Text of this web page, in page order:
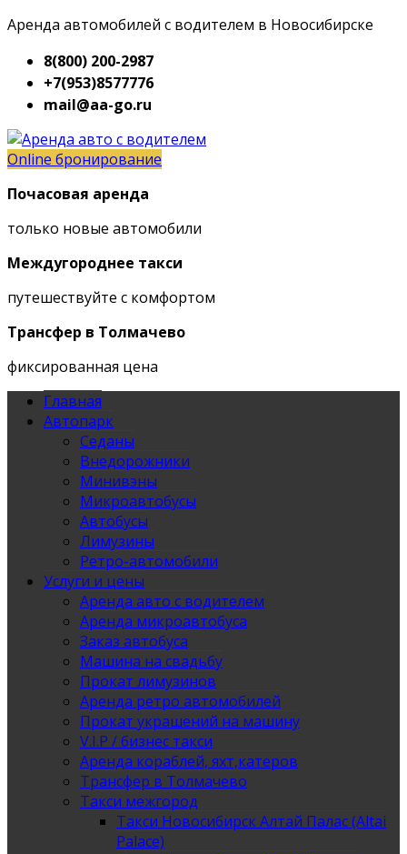
Аренда автомобилей с водителем в Новосибирске
8(800) 200-2987
+7(953)8577776
mail@aa-go.ru
Online бронирование
Почасовая аренда
только новые автомобили
Междугороднее такси
путешествуйте с комфортом
Трансфер в Толмачево
фиксированная цена
Главная
Автопарк
Седаны
Внедорожники
Минивэны
Микроавтобусы
Автобусы
Лимузины
Ретро-автомобили
Услуги и цены
Аренда авто с водителем
Аренда микроавтобуса
Заказ автобуса
Машина на свадьбу
Прокат лимузинов
Аренда ретро автомобилей
Прокат украшений на машину
V.I.P / бизнес такси
Аренда кораблей, яхт,катеров
Трансфер в Толмачево
Такси межгород
Такси Новосибирск Алтай Палас (Altai
Palace)